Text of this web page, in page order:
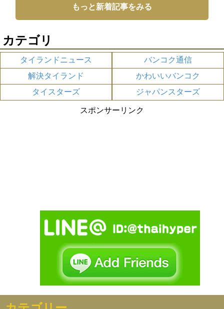
もっと新着記事をみる
カテゴリ
タイランドニュース
バンコク通信
解決タイランド
かわいいバンコク
タイスターズ
ジャパンスターズ
スポンサーリンク